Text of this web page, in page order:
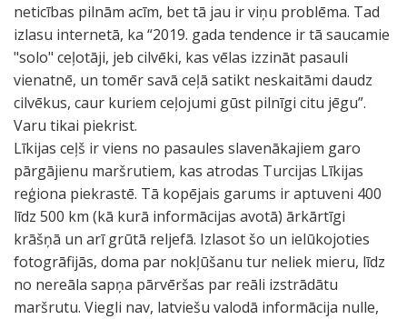
neticības pilnām acīm, bet tā jau ir viņu problēma. Tad
izlasu internetā, ka “2019. gada tendence ir tā saucamie
"solo" ceļotāji, jeb cilvēki, kas vēlas izzināt pasauli
vienatnē, un tomēr savā ceļā satikt neskaitāmi daudz
cilvēkus, caur kuriem ceļojumi gūst pilnīgi citu jēgu”.
Varu tikai piekrist.
Līkijas ceļš ir viens no pasaules slavenākajiem garo
pārgājienu maršrutiem, kas atrodas Turcijas Līkijas
reģiona piekrastē. Tā kopējais garums ir aptuveni 400
līdz 500 km (kā kurā informācijas avotā) ārkārtīgi
krāšņā un arī grūtā reljefā. Izlasot šo un ielūkojoties
fotogrāfijās, doma par nokļūšanu tur neliek mieru, līdz
no nereāla sapņa pārvēršas par reāli izstrādātu
maršrutu. Viegli nav, latviešu valodā informācija nulle,